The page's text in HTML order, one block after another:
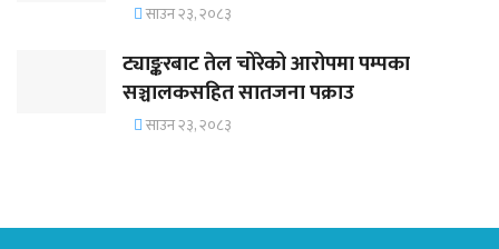
साउन २३, २०८३
ट्याङ्करबाट तेल चोरेको आरोपमा पम्पका
सञ्चालकसहित सातजना पक्राउ
साउन २३, २०८३